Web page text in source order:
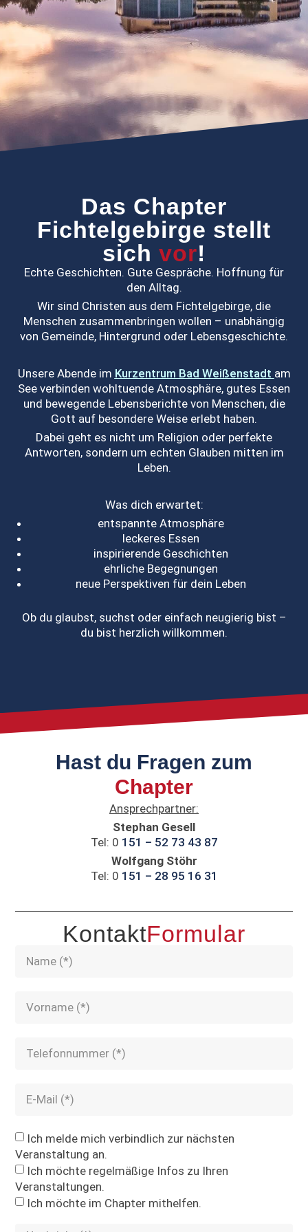
Das Chapter
Fichtelgebirge stellt
sich vor!
Echte Geschichten. Gute Gespräche. Hoffnung für
den Alltag.
Wir sind Christen aus dem Fichtelgebirge, die
Menschen zusammenbringen wollen – unabhängig
von Gemeinde, Hintergrund oder Lebensgeschichte.
Unsere Abende im Kurzentrum Bad Weißenstadt am
See verbinden wohltuende Atmosphäre, gutes Essen
und bewegende Lebensberichte von Menschen, die
Gott auf besondere Weise erlebt haben.
Dabei geht es nicht um Religion oder perfekte
Antworten, sondern um echten Glauben mitten im
Leben.
Was dich erwartet:
entspannte Atmosphäre
leckeres Essen
inspirierende Geschichten
ehrliche Begegnungen
neue Perspektiven für dein Leben
Ob du glaubst, suchst oder einfach neugierig bist –
du bist herzlich willkommen.
Hast du Fragen zum
Chapter
Ansprechpartner:
Stephan Gesell
Tel: 0 151 – 52 73 43 87
Wolfgang Stöhr
Tel: 0 151 – 28 95 16 31
KontaktFormular
Ich melde mich verbindlich zur nächsten
Veranstaltung an.
Ich möchte regelmäßige Infos zu Ihren
Veranstaltungen.
Ich möchte im Chapter mithelfen.